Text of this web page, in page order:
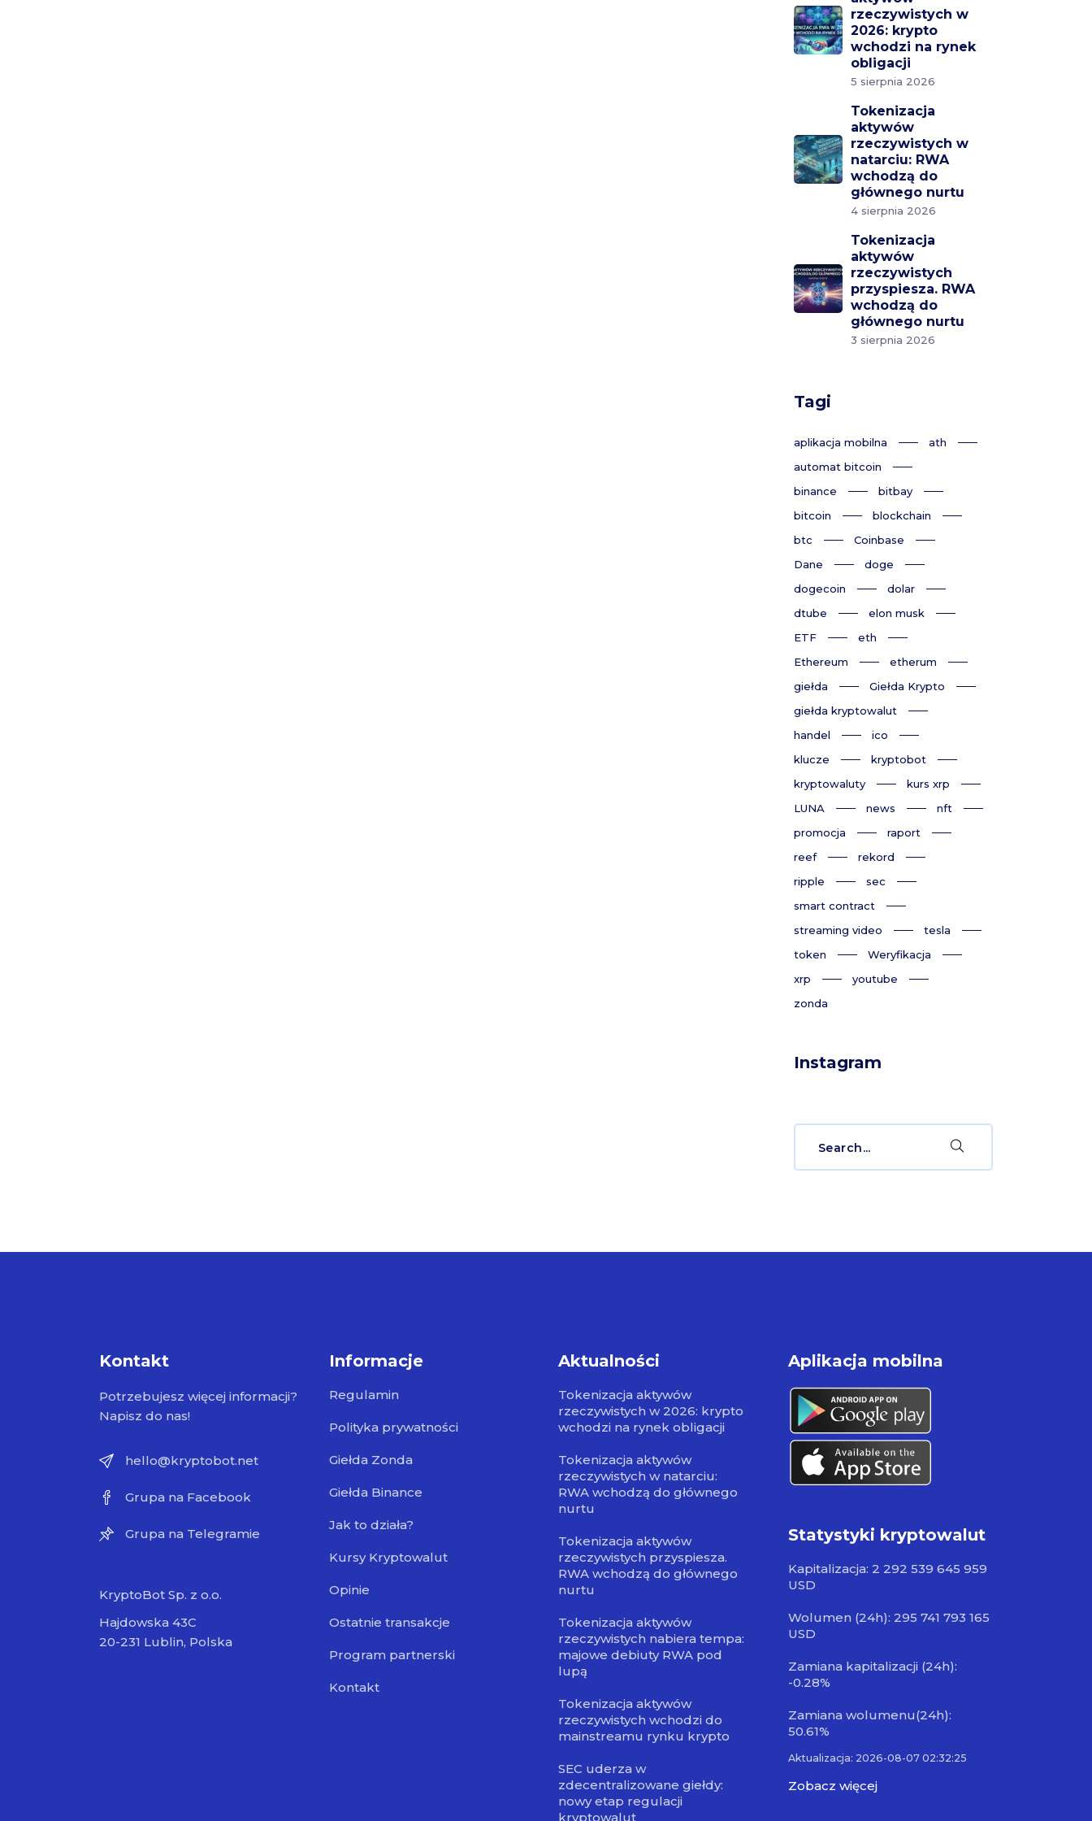
rzeczywistych w
2026: krypto
wchodzi na rynek
obligacji
5 sierpnia 2026
Tokenizacja
aktywów
rzeczywistych w
natarciu: RWA
wchodzą do
głównego nurtu
4 sierpnia 2026
Tokenizacja
aktywów
rzeczywistych
przyspiesza. RWA
wchodzą do
głównego nurtu
3 sierpnia 2026
Tagi
aplikacja mobilna
ath
automat bitcoin
binance
bitbay
bitcoin
blockchain
btc
Coinbase
Dane
doge
dogecoin
dolar
dtube
elon musk
ETF
eth
Ethereum
etherum
giełda
Giełda Krypto
giełda kryptowalut
handel
ico
klucze
kryptobot
kryptowaluty
kurs xrp
LUNA
news
nft
promocja
raport
reef
rekord
ripple
sec
smart contract
streaming video
tesla
token
Weryfikacja
xrp
youtube
zonda
Instagram
Kontakt
Potrzebujesz więcej informacji?
Napisz do nas!
hello@kryptobot.net
Grupa na Facebook
Grupa na Telegramie
KryptoBot Sp. z o.o.
Hajdowska 43C
20-231 Lublin, Polska
Informacje
Regulamin
Polityka prywatności
Giełda Zonda
Giełda Binance
Jak to działa?
Kursy Kryptowalut
Opinie
Ostatnie transakcje
Program partnerski
Kontakt
Aktualności
Tokenizacja aktywów
rzeczywistych w 2026: krypto
wchodzi na rynek obligacji
Tokenizacja aktywów
rzeczywistych w natarciu:
RWA wchodzą do głównego
nurtu
Tokenizacja aktywów
rzeczywistych przyspiesza.
RWA wchodzą do głównego
nurtu
Tokenizacja aktywów
rzeczywistych nabiera tempa:
majowe debiuty RWA pod
lupą
Tokenizacja aktywów
rzeczywistych wchodzi do
mainstreamu rynku krypto
SEC uderza w
zdecentralizowane giełdy:
nowy etap regulacji
kryptowalut
Aplikacja mobilna
Statystyki kryptowalut
Kapitalizacja: 2 292 539 645 959
USD
Wolumen (24h): 295 741 793 165
USD
Zamiana kapitalizacji (24h):
-0.28%
Zamiana wolumenu(24h):
50.61%
Aktualizacja: 2026-08-07 02:32:25
Zobacz więcej